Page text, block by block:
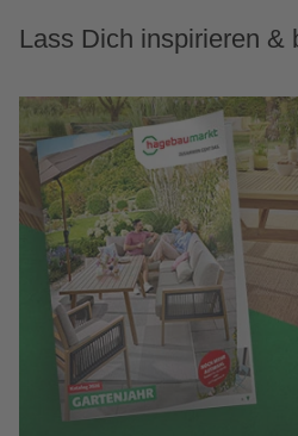
Lass Dich inspirieren &